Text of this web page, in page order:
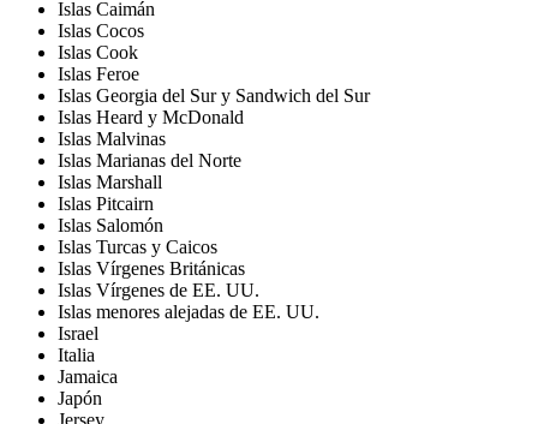
Islas Caimán
Islas Cocos
Islas Cook
Islas Feroe
Islas Georgia del Sur y Sandwich del Sur
Islas Heard y McDonald
Islas Malvinas
Islas Marianas del Norte
Islas Marshall
Islas Pitcairn
Islas Salomón
Islas Turcas y Caicos
Islas Vírgenes Británicas
Islas Vírgenes de EE. UU.
Islas menores alejadas de EE. UU.
Israel
Italia
Jamaica
Japón
Jersey